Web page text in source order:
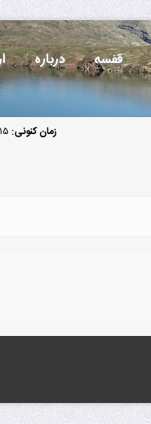
قفسه درباره
زمان کنونی: ۱۵ مرداد ۱۴۰۵, ۰۷:۵۷ ب.ظ